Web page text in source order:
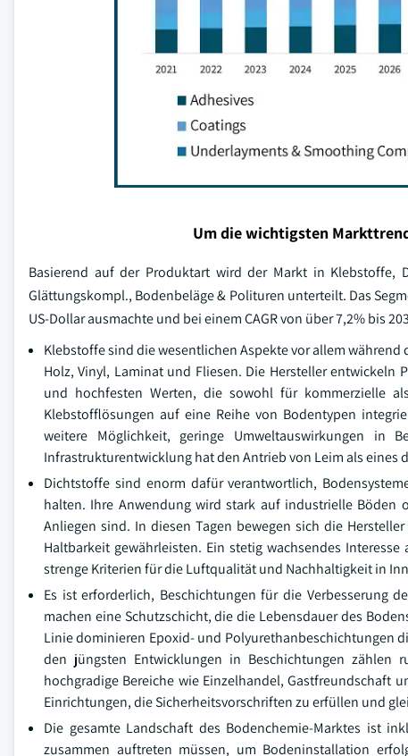
Um die wichtigsten
Basierend auf der Produktart wird der Markt in Klebstoffe,
Glättungskompl., Bodenbeläge & Polituren unterteilt. Das
US-Dollar ausmachte und bei einem CAGR von über 7,2% bis
Klebstoffe sind die wesentlichen Aspekte vor allem
Holz, Vinyl, Laminat und Fliesen. Die Hersteller
und hochfesten Werten, die sowohl für kommerzielle
Klebstofflösungen auf eine Reihe von Bodentypen
weitere Möglichkeit, geringe Umweltauswirkungen in
Infrastrukturentwicklung hat den Antrieb von Leim als eines
Dichtstoffe sind enorm dafür verantwortlich,
halten. Ihre Anwendung wird stark auf industrielle Böden
Anliegen sind. In diesen Tagen bewegen sich die
Haltbarkeit gewährleisten. Ein stetig wachsendes
strenge Kriterien für die Luftqualität und Nachhaltigkeit in
Es ist erforderlich, Beschichtungen für die Verbesserung
machen eine Schutzschicht, die die Lebensdauer des
Linie dominieren Epoxid- und Polyurethanbeschichtungen
den jüngsten Entwicklungen in Beschichtungen zählen
hochgradige Bereiche wie Einzelhandel, Gastfreundschaft
Einrichtungen, die Sicherheitsvorschriften zu erfüllen und
Die gesamte Landschaft des Bodenchemie-Marktes ist
zusammen auftreten müssen, um Bodeninstallation